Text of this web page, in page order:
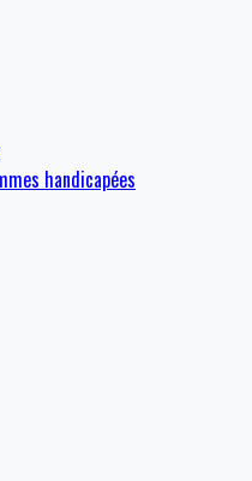
handicapées